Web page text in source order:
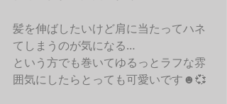
髪を伸ばしたいけど肩に当たってハネ
てしまうのが気になる…
という方でも巻いてゆるっとラフな雰
囲気にしたらとっても可愛いです☻💞